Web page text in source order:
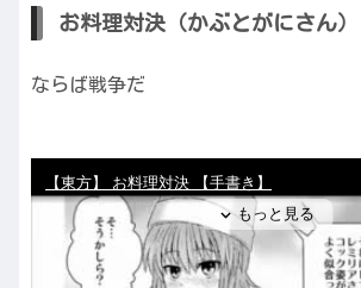
お料理対決（かぶとがにさん）
ならば戦争だ